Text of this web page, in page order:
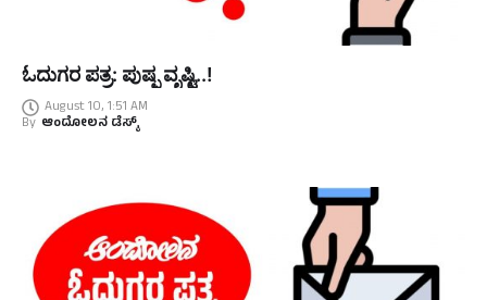
ಓದುಗರ ಪತ್ರ: ಪುಷ್ಪ ವೃಷ್ಟಿ..!
August 10, 1:51 AM
By ಆಂದೋಲನ ಡೆಸ್ಕ್